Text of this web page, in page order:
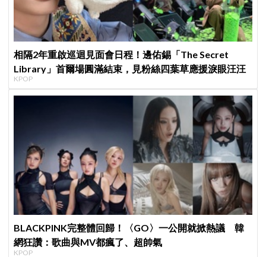
相隔2年重啟巡迴見面會日程！邊佑錫「The Secret
Library」首爾場圓滿結束，見粉絲四葉草應援淚眼汪汪
KPOP
BLACKPINK完整體回歸！〈GO〉一公開就掀熱議 韓
網狂讚：歌曲與MV都瘋了、超帥氣
KPOP